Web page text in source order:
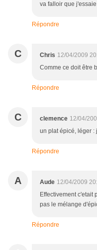
va falloir que
Répondre
C Chris 12/04/2009
Comme ce doit être
Répondre
C clemence 12/04/
un plat épicé, léger :
Répondre
A Aude 12/04/2009
Effectivement c'etait
pas le mélange
Répondre